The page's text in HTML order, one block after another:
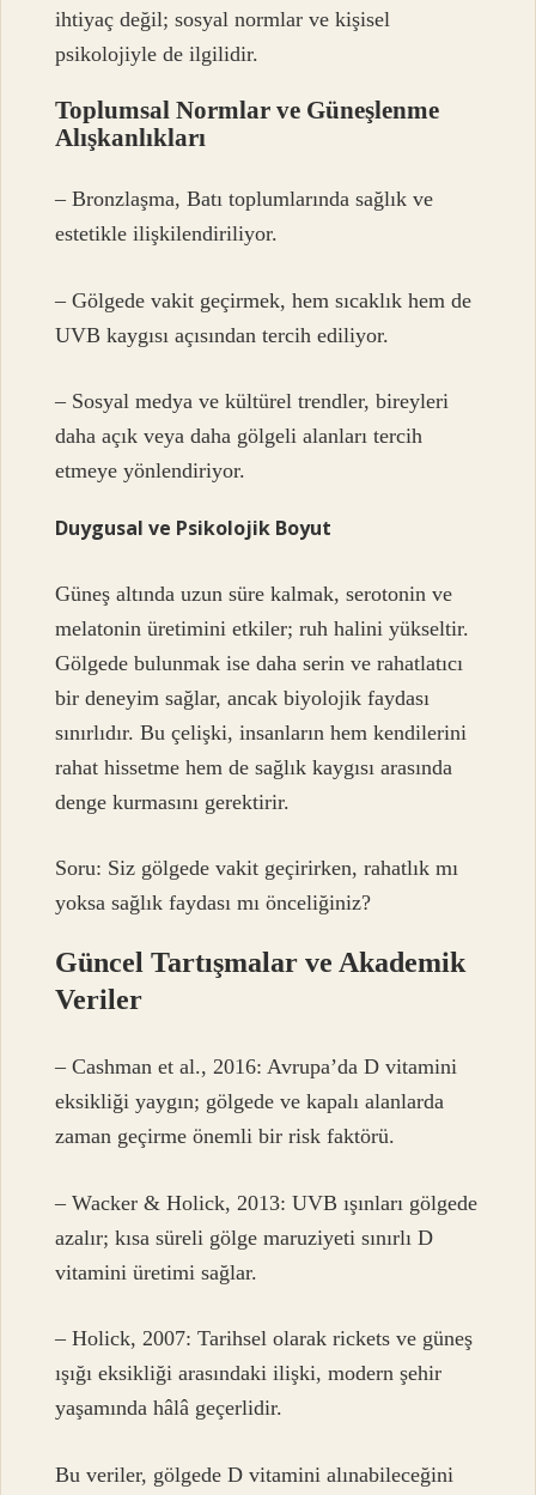
ihtiyaç değil; sosyal normlar ve kişisel
psikolojiyle de ilgilidir.
Toplumsal Normlar ve Güneşlenme
Alışkanlıkları
– Bronzlaşma, Batı toplumlarında sağlık ve
estetikle ilişkilendiriliyor.
– Gölgede vakit geçirmek, hem sıcaklık hem de
UVB kaygısı açısından tercih ediliyor.
– Sosyal medya ve kültürel trendler, bireyleri
daha açık veya daha gölgeli alanları tercih
etmeye yönlendiriyor.
Duygusal ve Psikolojik Boyut
Güneş altında uzun süre kalmak, serotonin ve
melatonin üretimini etkiler; ruh halini yükseltir.
Gölgede bulunmak ise daha serin ve rahatlatıcı
bir deneyim sağlar, ancak biyolojik faydası
sınırlıdır. Bu çelişki, insanların hem kendilerini
rahat hissetme hem de sağlık kaygısı arasında
denge kurmasını gerektirir.
Soru: Siz gölgede vakit geçirirken, rahatlık mı
yoksa sağlık faydası mı önceliğiniz?
Güncel Tartışmalar ve Akademik
Veriler
– Cashman et al., 2016: Avrupa’da D vitamini
eksikliği yaygın; gölgede ve kapalı alanlarda
zaman geçirme önemli bir risk faktörü.
– Wacker & Holick, 2013: UVB ışınları gölgede
azalır; kısa süreli gölge maruziyeti sınırlı D
vitamini üretimi sağlar.
– Holick, 2007: Tarihsel olarak rickets ve güneş
ışığı eksikliği arasındaki ilişki, modern şehir
yaşamında hâlâ geçerlidir.
Bu veriler, gölgede D vitamini alınabileceğini